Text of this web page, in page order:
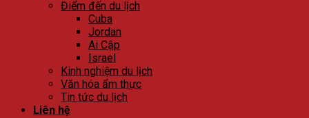
Điểm đến du lịch
Cuba
Jordan
Ai Cập
Israel
Kinh nghiệm du lịch
Văn hóa ẩm thực
Tin tức du lịch
Liên hệ